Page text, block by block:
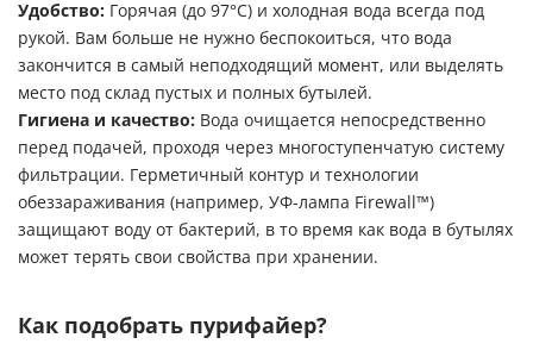
Удобство: Горячая (до 97°C) и холодная вода всегда под
рукой. Вам больше не нужно беспокоиться, что вода
закончится в самый неподходящий момент, или выделять
место под склад пустых и полных бутылей.
Гигиена и качество: Вода очищается непосредственно
перед подачей, проходя через многоступенчатую систему
фильтрации. Герметичный контур и технологии
обеззараживания (например, УФ-лампа Firewall™)
защищают воду от бактерий, в то время как вода в бутылях
может терять свои свойства при хранении.
Как подобрать пурифайер?